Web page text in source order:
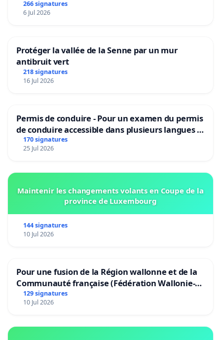
266 signatures
6 Jul 2026
Protéger la vallée de la Senne par un mur
antibruit vert
218 signatures
16 Jul 2026
Permis de conduire - Pour un examen du permis
de conduire accessible dans plusieurs langues à
Bruxelles
170 signatures
25 Jul 2026
Maintenir les changements volants en Coupe de la
province de Luxembourg
144 signatures
10 Jul 2026
Pour une fusion de la Région wallonne et de la
Communauté française (Fédération Wallonie-
Bruxelles)
129 signatures
10 Jul 2026